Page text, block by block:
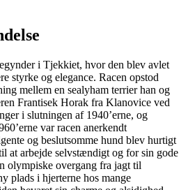
i Tjekkiet, hvor den blev avlet
styrke og elegance. Racen opstod
mellem en sealyham terrier han og
Frantisek Horak fra Klanovice ved
i slutningen af 1940’erne, og
var racen anerkendt
og beslutsomme hund blev hurtigt
at arbejde selvstændigt og for sin gode
olympiske overgang fra jagt til
plads i hjerterne hos mange